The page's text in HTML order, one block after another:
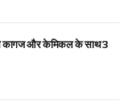
कागज और केमिकल के साथ 3